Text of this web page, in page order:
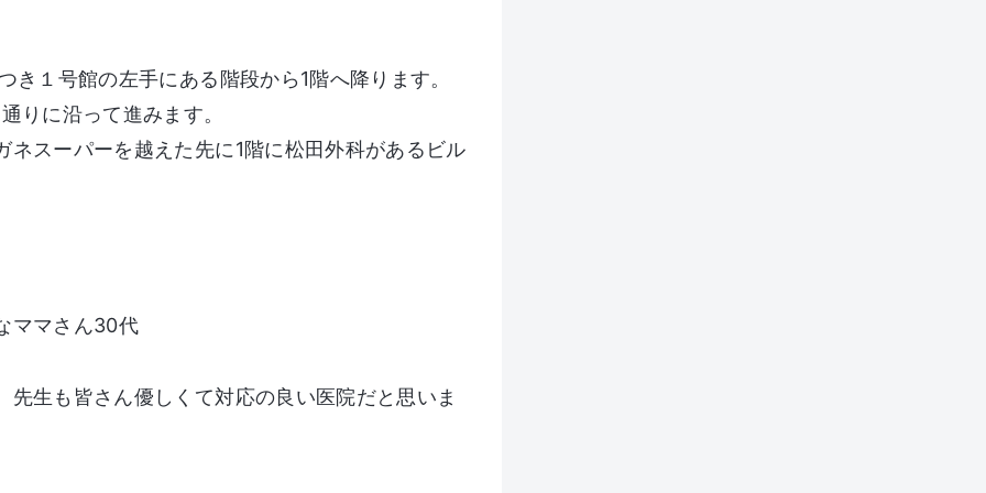
１号館の左手にある階段から1階へ降ります。
りに沿って進みます。
スーパーを越えた先に1階に松田外科があるビル
ママさん30代
生も皆さん優しくて対応の良い医院だと思いま